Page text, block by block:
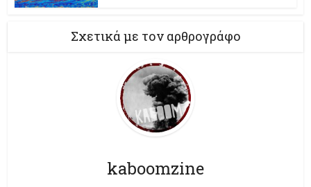
Σχετικά με τον αρθρογράφο
kaboomzine